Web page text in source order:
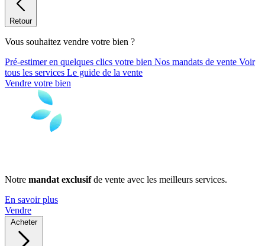
Retour
Vous souhaitez vendre votre bien ?
Pré-estimer en quelques clics votre bien Nos mandats de vente Voir
tous les services Le guide de la vente
Vendre votre bien
Notre mandat exclusifde vente avec les meilleurs services.
En savoir plus
Vendre
Acheter